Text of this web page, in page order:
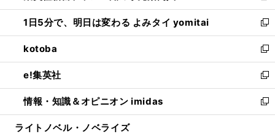
ウ
で
開
く
ン
ド
ウ
で
開
く
ウ
ィ
ン
ド
ウ
で
開
く
し
い
ウ
ィ
ン
ド
ウ
で
開
1日5分で、明日は変わる よみタイ yomitai
新
し
い
ウ
ィ
ン
ド
ウ
kotoba
新
し
い
ウ
ィ
ン
e!集英社
新
し
い
ウ
情報・知識＆オピニオン imidas
新
し
ライトノベル・ノベライズ